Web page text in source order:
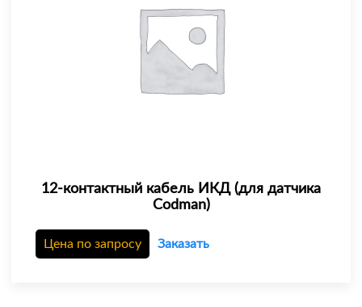
12-контактный кабель ИКД (для датчика
Codman)
Цена по запросу Заказать